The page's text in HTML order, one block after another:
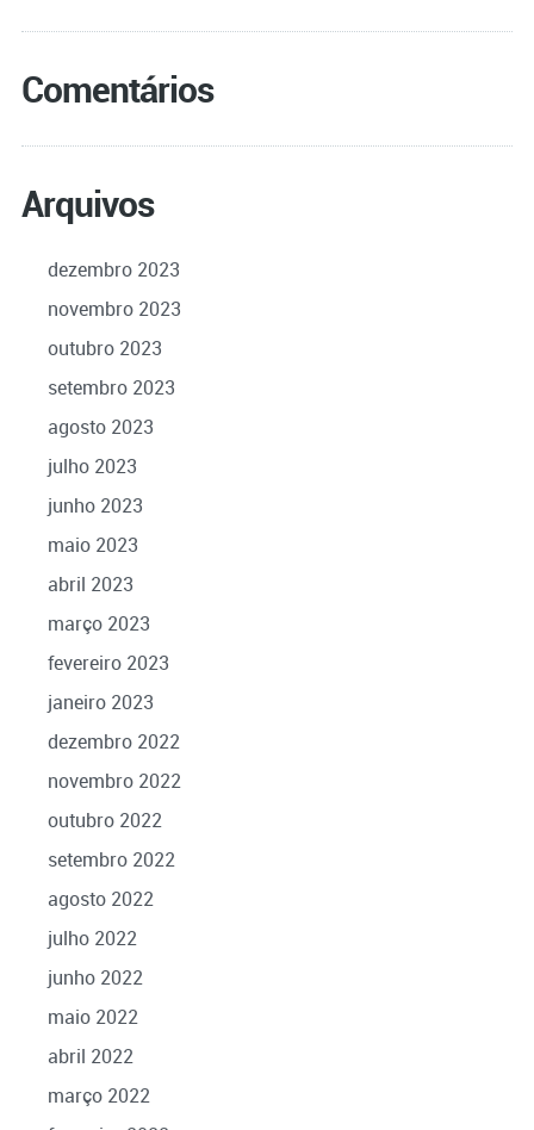
Comentários
Arquivos
dezembro 2023
novembro 2023
outubro 2023
setembro 2023
agosto 2023
julho 2023
junho 2023
maio 2023
abril 2023
março 2023
fevereiro 2023
janeiro 2023
dezembro 2022
novembro 2022
outubro 2022
setembro 2022
agosto 2022
julho 2022
junho 2022
maio 2022
abril 2022
março 2022